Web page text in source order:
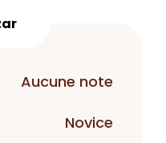
Aucune note
Novice